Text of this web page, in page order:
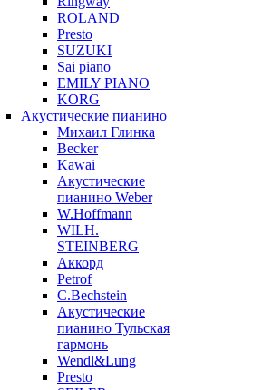
ROLAND
Presto
SUZUKI
Sai piano
EMILY PIANO
KORG
Акустические пианино
Михаил Глинка
Becker
Kawai
Акустические
пианино Weber
W.Hoffmann
WILH.
STEINBERG
Аккорд
Petrof
C.Bechstein
Акустические
пианино Тульская
гармонь
Wendl&Lung
Presto